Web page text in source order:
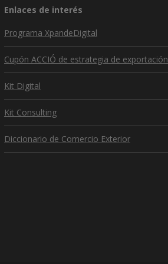
Enlaces de interés
Programa XpandeDigital
Cupón ACCIÓ de estrategia de exportación
Kit Digital
Kit Consulting
Diccionario de Comercio Exterior